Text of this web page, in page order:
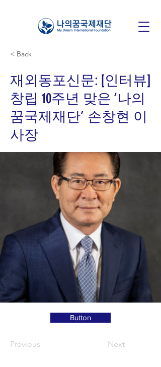
< Back
재외동포신문: [인터뷰]
창립 10주년 맞은 ‘나의
꿈국제재단’ 손창현 이
사장
Button
Previous Next